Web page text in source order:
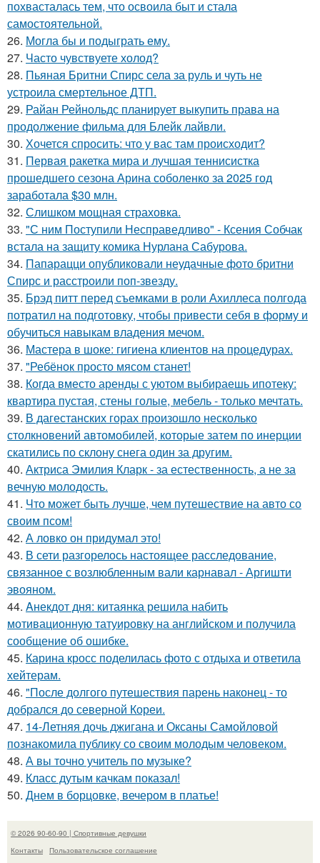
похвасталась тем, что освоила быт и стала
самостоятельной.
26. Могла бы и подыграть ему.
27. Часто чувствуете холод?
28. Пьяная Бритни Спирс села за руль и чуть не
устроила смертельное ДТП.
29. Райан Рейнольдс планирует выкупить права на
продолжение фильма для Блейк лайвли.
30. Хочется спросить: что у вас там происходит?
31. Первая ракетка мира и лучшая теннисистка
прошедшего сезона Арина соболенко за 2025 год
заработала $30 млн.
32. Слишком мощная страховка.
33. "С ним Поступили Несправедливо" - Ксения Собчак
встала на защиту комика Нурлана Сабурова.
34. Папарацци опубликовали неудачные фото бритни
Спирс и расстроили поп-звезду.
35. Брэд питт перед съемками в роли Ахиллеса полгода
потратил на подготовку, чтобы привести себя в форму и
обучиться навыкам владения мечом.
36. Мастера в шоке: гигиена клиентов на процедурах.
37. "Ребёнок просто мясом станет!
38. Когда вместо аренды с уютом выбираешь ипотеку:
квартира пустая, стены голые, мебель - только мечтать.
39. В дагестанских горах произошло несколько
столкновений автомобилей, которые затем по инерции
скатились по склону снега один за другим.
40. Актриса Эмилия Кларк - за естественность, а не за
вечную молодость.
41. Что может быть лучше, чем путешествие на авто со
своим псом!
42. А ловко он придумал это!
43. В сети разгорелось настоящее расследование,
связанное с возлюбленным вали карнавал - Аргишти
эвояном.
44. Aнекдот дня: китаянка решила набить
мотивационную татуировку на английском и получила
сообщение об ошибке.
45. Карина кросс поделилась фото с отдыха и ответила
хейтерам.
46. "После долгого путешествия парень наконец - то
добрался до северной Кореи.
47. 14-Летняя дочь джигана и Оксаны Самойловой
познакомила публику со своим молодым человеком.
48. А вы точно учитель по музыке?
49. Класс дутым качкам показал!
50. Днем в борцовке, вечером в платье!
© 2026 90-60-90 | Спортивные девушки
Контакты
Пользовательское соглашение